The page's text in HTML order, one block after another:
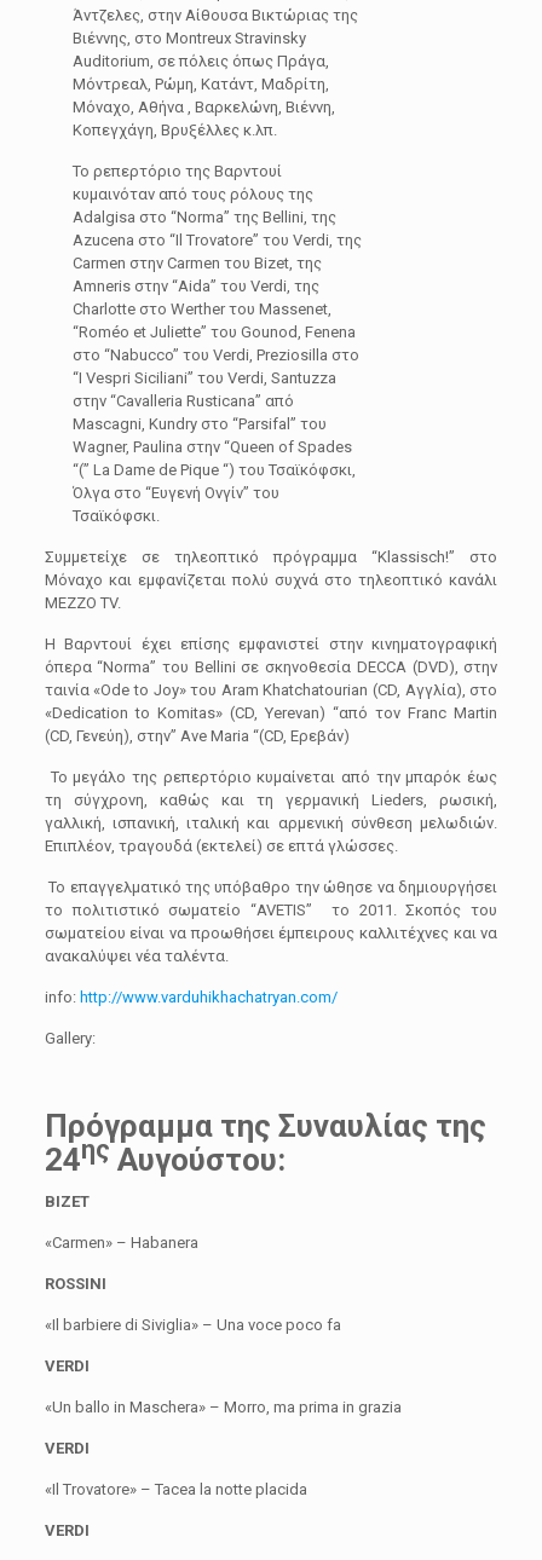
Άντζελες, στην Αίθουσα Βικτώριας της
Βιέννης, στο Montreux Stravinsky
Auditorium, σε πόλεις όπως Πράγα,
Μόντρεαλ, Ρώμη, Κατάντ, Μαδρίτη,
Μόναχο, Αθήνα , Βαρκελώνη, Βιέννη,
Κοπεγχάγη, Βρυξέλλες κ.λπ.
Το ρεπερτόριο της Βαρντουί
κυμαινόταν από τους ρόλους της
Adalgisa στο “Norma” της Bellini, της
Azucena στο “Il Trovatore” του Verdi, της
Carmen στην Carmen του Bizet, της
Amneris στην “Aida” του Verdi, της
Charlotte στο Werther του Massenet,
“Roméo et Juliette” του Gounod, Fenena
στο “Nabucco” του Verdi, Preziosilla στο
“I Vespri Siciliani” του Verdi, Santuzza
στην “Cavalleria Rusticana” από
Mascagni, Kundry στο “Parsifal” του
Wagner, Paulina στην “Queen of Spades
“(” La Dame de Pique “) του Τσαϊκόφσκι,
Όλγα στο “Ευγενή Ονγίν” του
Τσαϊκόφσκι.
Συμμετείχε σε τηλεοπτικό πρόγραμμα “Klassisch!” στο
Μόναχο και εμφανίζεται πολύ συχνά στο τηλεοπτικό κανάλι
MEZZO TV.
H Βαρντουί έχει επίσης εμφανιστεί στην κινηματογραφική
όπερα “Norma” του Bellini σε σκηνοθεσία DECCA (DVD), στην
ταινία «Ode to Joy» του Aram Khatchatourian (CD, Αγγλία), στο
«Dedication to Komitas» (CD, Yerevan) “από τον Franc Martin
(CD, Γενεύη), στην” Ave Maria “(CD, Ερεβάν)
Το μεγάλο της ρεπερτόριο κυμαίνεται από την μπαρόκ έως
τη σύγχρονη, καθώς και τη γερμανική Lieders, ρωσική,
γαλλική, ισπανική, ιταλική και αρμενική σύνθεση μελωδιών.
Επιπλέον, τραγουδά (εκτελεί) σε επτά γλώσσες.
Το επαγγελματικό της υπόβαθρο την ώθησε να δημιουργήσει
το πολιτιστικό σωματείο “AVETIS” το 2011. Σκοπός του
σωματείου είναι να προωθήσει έμπειρους καλλιτέχνες και να
ανακαλύψει νέα ταλέντα.
info: http://www.varduhikhachatryan.com/
Gallery:
Πρόγραμμα της Συναυλίας της
24ης Αυγούστου:
BIZET
«Carmen» – Habanera
ROSSINI
«Il barbiere di Siviglia» – Una voce poco fa
VERDI
«Un ballo in Maschera» – Morro, ma prima in grazia
VERDI
«Il Trovatore» – Tacea la notte placida
VERDI